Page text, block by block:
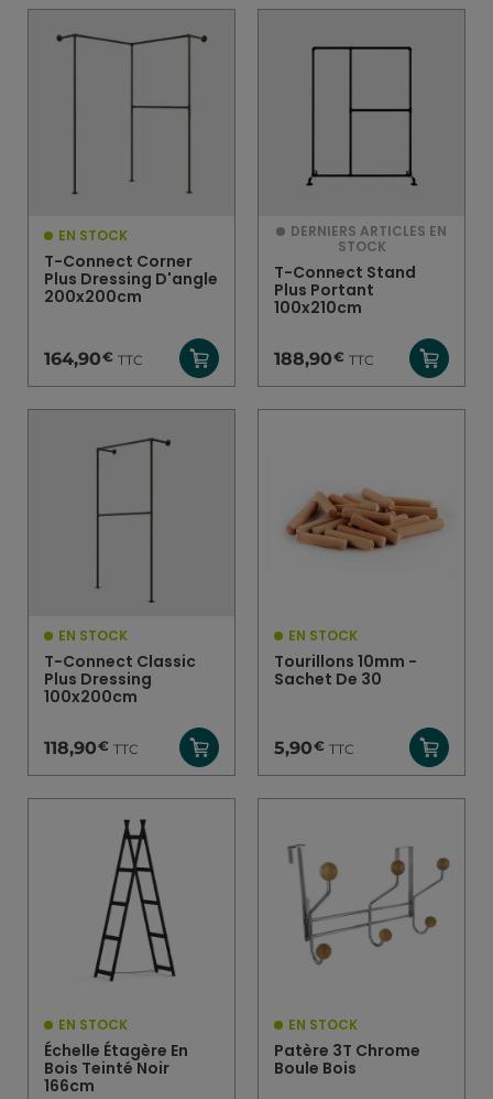
EN STOCK
T-Connect Corner
Plus Dressing D'angle
200x200cm
164,90€ TTC
DERNIERS ARTICLES EN
STOCK
T-Connect Stand
Plus Portant
100x210cm
188,90€ TTC
EN STOCK
T-Connect Classic
Plus Dressing
100x200cm
118,90€ TTC
EN STOCK
Tourillons 10mm -
Sachet De 30
5,90€ TTC
EN STOCK
Échelle Étagère En
Bois Teinté Noir
166cm
EN STOCK
Patère 3T Chrome
Boule Bois